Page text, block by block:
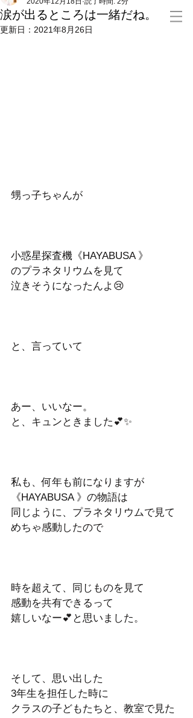
涙が出るところは一緒だね。
更新日： 2021年8月26日
甥っ子ちゃんが
小惑星探査機《HAYABUSA 》
のプラネタリウムを見て
泣きそうになったんよ😢
と、言っていて
あー、いいなー。
と、キュンときました💕✨
私も、何年も前になりますが
《HAYABUSA 》の物語は
同じように、プラネタリウムで見て
めちゃ感動したので
時を超えて、同じものを見て
感動を共有できるって
嬉しいなー💕と思いました。
そして、思い出した
3年生を担任した時に
クラスの子どもたちと、教室で見た